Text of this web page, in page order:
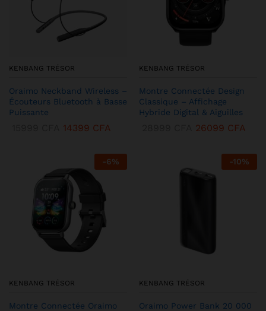
KENBANG TRÉSOR
Oraimo Neckband Wireless –
Écouteurs Bluetooth à Basse
Puissante
14399 CFA
KENBANG TRÉSOR
Montre Connectée Design
Classique – Affichage
Hybride Digital & Aiguilles
26099 CFA
-6%
KENBANG TRÉSOR
Montre Connectée Oraimo
-10%
KENBANG TRÉSOR
Oraimo Power Bank 20 000